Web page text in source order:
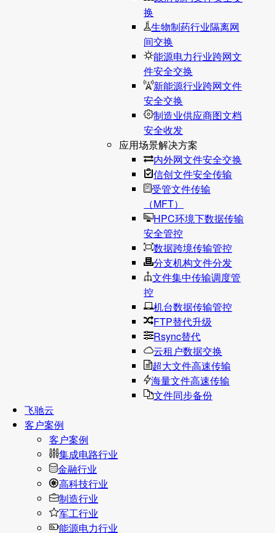
换
生物制药行业隔离网
间交换
能源电力行业跨网文
件安全交换
新能源行业跨网文件
安全交换
制造业供应商图文档
安全收发
应用场景解决方案
内外网文件安全交换
信创文件安全传输
受管文件传输
（MFT）
HPC环境下数据传输
安全管控
数据跨境传输管控
分支机构文件分发
文件集中传输调度管
控
机台数据传输管控
FTP替代升级
Rsync替代
云租户数据交换
超大文件高速传输
海量文件高速传输
文件同步备份
飞驰云
客户案例
客户案例
集成电路行业
金融行业
高科技行业
制造行业
军工行业
能源电力行业